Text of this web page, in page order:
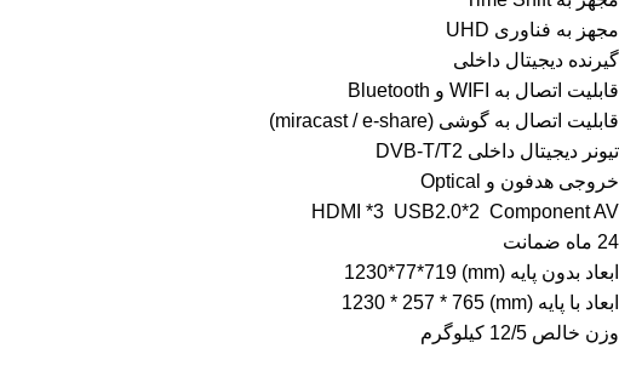
مجهز به فناوری UHD
گیرنده دیجیتال داخلی
قابلیت اتصال به WIFI و Bluetooth
قابلیت اتصال به گوشی (miracast / e-share)
تیونر دیجیتال داخلی DVB-T/T2
خروجی هدفون و Optical
HDMI *3 USB2.0*2 Component AV
24 ماه ضمانت
ابعاد بدون پایه (mm) 1230*77*719
ابعاد با پایه (mm) 1230 * 257 * 765
وزن خالص 12/5 کیلوگرم